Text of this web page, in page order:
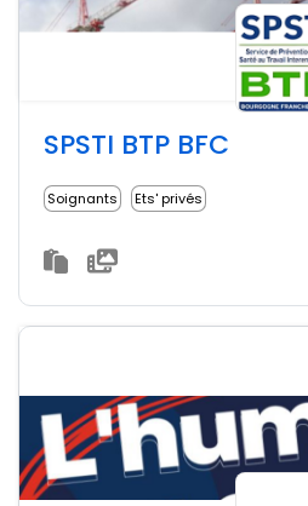
SPSTI BTP BFC
Soignants Ets' privés